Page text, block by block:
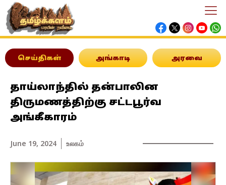
செய்திகள் அங்காடி அரவை
தாய்லாந்தில் தன்பாலின
திருமணத்திற்கு சட்டபூர்வ
அங்கீகாரம்
June 19, 2024 உலகம்